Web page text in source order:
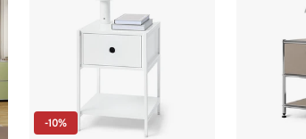
-10%